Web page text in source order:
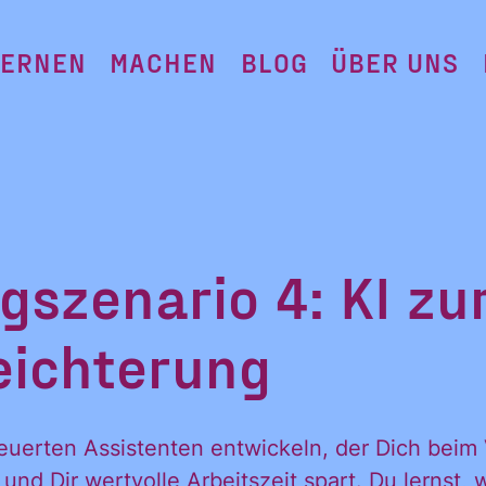
MACHEN BLOG ÜBER UNS
4: KI
Assistenten entwickeln, der Dich beim
Dir wertvolle Arbeitszeit spart. Du lernst,